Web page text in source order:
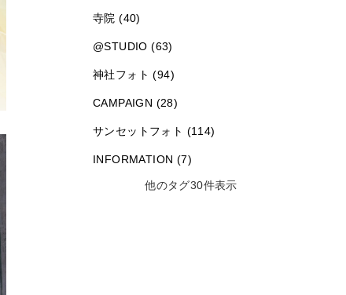
寺院 (40)
@STUDIO (63)
神社フォト (94)
CAMPAIGN (28)
サンセットフォト (114)
INFORMATION (7)
他のタグ30件表示